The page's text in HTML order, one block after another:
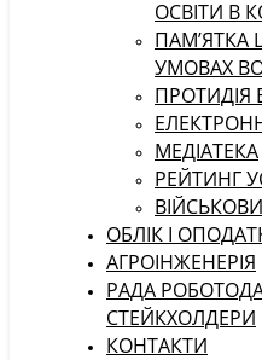
ОСВІТИ В
УМОВАХ
ПРОТИДІЯ
МЕДІАТЕКА
РЕЙТИНГ
ОБЛІК І
АГРОІНЖЕНЕРІЯ
РАДА
СТЕЙКХОЛДЕРИ
КОНТАКТИ